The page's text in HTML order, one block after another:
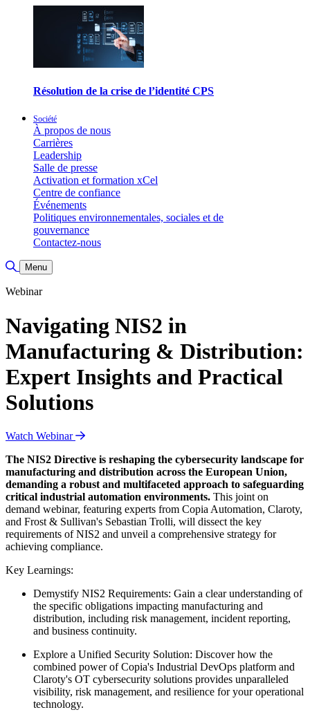
Résolution de la crise de l’identité CPS
Société
À propos de nous
Carrières
Leadership
Salle de presse
Activation et formation xCel
Centre de confiance
Événements
Politiques environnementales, sociales et de
gouvernance
Contactez-nous
Basculer la recherche
Menu
Webinar
Navigating NIS2 in
Manufacturing & Distribution:
Expert Insights and Practical
Solutions
Watch Webinar
The NIS2 Directive is reshaping the cybersecurity landscape for
manufacturing and distribution across the European Union,
demanding a robust and multifaceted approach to safeguarding
critical industrial automation environments. This joint on
demand webinar, featuring experts from Copia Automation, Claroty,
and Frost & Sullivan's Sebastian Trolli, will dissect the key
requirements of NIS2 and unveil a comprehensive strategy for
achieving compliance.
Key Learnings:
Demystify NIS2 Requirements: Gain a clear understanding of
the specific obligations impacting manufacturing and
distribution, including risk management, incident reporting,
and business continuity.
Explore a Unified Security Solution: Discover how the
combined power of Copia's Industrial DevOps platform and
Claroty's OT cybersecurity solutions provides unparalleled
visibility, risk management, and resilience for your operational
technology.